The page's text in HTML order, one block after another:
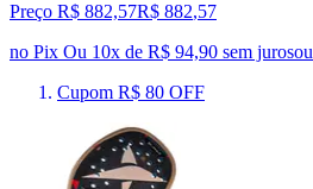
Preço R$ 882,57R$ 882,57
no Pix Ou 10x de R$ 94,90 sem jurosou
Cupom R$ 80 OFF